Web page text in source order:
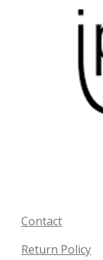
Contact
Return Policy